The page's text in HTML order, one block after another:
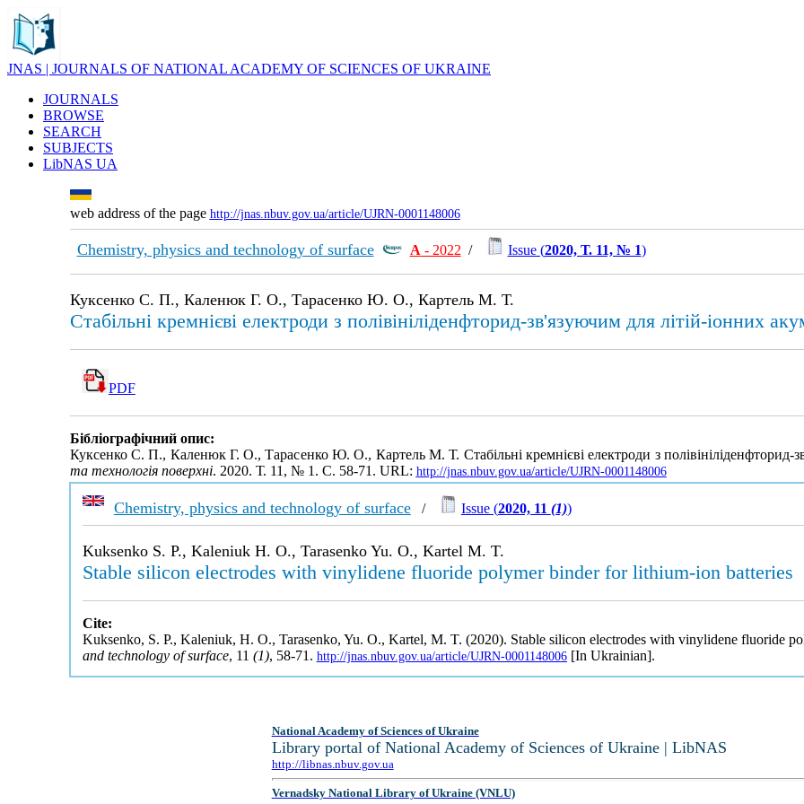
JNAS | JOURNALS OF NATIONAL ACADEMY OF SCIENCES OF UKRAINE
JOURNALS
BROWSE
SEARCH
SUBJECTS
LibNAS UA
web address of the page http://jnas.nbuv.gov.ua/article/UJRN-0001148006
Chemistry, physics and technology of surface А - 2022 / Issue (2020, Т. 11, № 1)
Куксенко С. П., Каленюк Г. О., Тарасенко Ю. О., Картель М. Т.
Стабільні кремнієві електроди з полівініліденфторид-зв'язуючим для літій-іонних
PDF
Бібліографічний опис:
Куксенко С. П., Каленюк Г. О., Тарасенко Ю. О., Картель М. Т. Стабільні кремнієві електроди з полівініліденфторид-
та технологія поверхні. 2020. Т. 11, № 1. С. 58-71. URL: http://jnas.nbuv.gov.ua/article/UJRN-0001148006
Chemistry, physics and technology of surface/ Issue (2020, 11 (1))
Kuksenko S. P., Kaleniuk H. O., Tarasenko Yu. O., Kartel M. T.
Stable silicon electrodes with vinylidene fluoride polymer binder for lithium-ion batteries
Cite:
Kuksenko, S. P., Kaleniuk, H. O., Tarasenko, Yu. O., Kartel, M. T. (2020). Stable silicon electrodes with vinylidene fluoride
and technology of surface, 11 (1), 58-71. http://jnas.nbuv.gov.ua/article/UJRN-0001148006[In Ukrainian].
National Academy of Sciences of Ukraine
Library portal of National Academy of Sciences of Ukraine | LibNAS
http://libnas.nbuv.gov.ua
Vernadsky National Library of Ukraine (VNLU)